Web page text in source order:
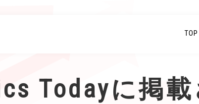
TOP
Todayに掲載